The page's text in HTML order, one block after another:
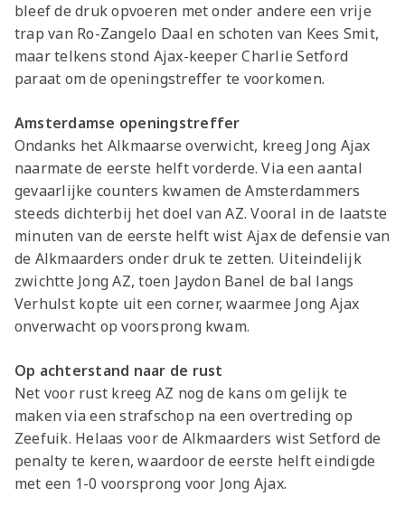
bleef de druk opvoeren met onder andere een vrije
trap van Ro-Zangelo Daal en schoten van Kees Smit,
maar telkens stond Ajax-keeper Charlie Setford
paraat om de openingstreffer te voorkomen.
Amsterdamse openingstreffer
Ondanks het Alkmaarse overwicht, kreeg Jong Ajax
naarmate de eerste helft vorderde. Via een aantal
gevaarlijke counters kwamen de Amsterdammers
steeds dichterbij het doel van AZ. Vooral in de laatste
minuten van de eerste helft wist Ajax de defensie van
de Alkmaarders onder druk te zetten. Uiteindelijk
zwichtte Jong AZ, toen Jaydon Banel de bal langs
Verhulst kopte uit een corner, waarmee Jong Ajax
onverwacht op voorsprong kwam.
Op achterstand naar de rust
Net voor rust kreeg AZ nog de kans om gelijk te
maken via een strafschop na een overtreding op
Zeefuik. Helaas voor de Alkmaarders wist Setford de
penalty te keren, waardoor de eerste helft eindigde
met een 1-0 voorsprong voor Jong Ajax.